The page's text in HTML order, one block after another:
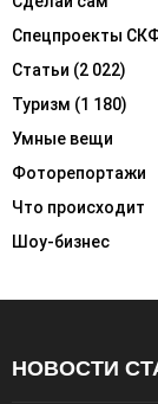
Спецпроекты
Статьи (2 022)
Туризм (1 180)
Умные вещи
Фоторепортажи
Что происходит
Шоу-бизнес
НОВОСТИ